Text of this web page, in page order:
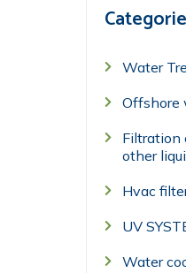
Water
Offshore
Filtration
other
Hvac
UV
Water